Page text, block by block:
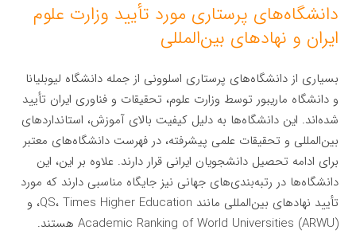
دانشگاه‌های پرستاری مورد تأیید وزارت علوم
ایران و نهادهای بین‌المللی
بسیاری از دانشگاه‌های پرستاری اسلوونی از جمله دانشگاه لیوبلیانا
و دانشگاه ماریبور توسط وزارت علوم، تحقیقات و فناوری ایران تأیید
شده‌اند. این دانشگاه‌ها به دلیل کیفیت بالای آموزش، استانداردهای
بین‌المللی و تحقیقات علمی پیشرفته، در فهرست دانشگاه‌های معتبر
برای ادامه تحصیل دانشجویان ایرانی قرار دارند. علاوه بر این، این
دانشگاه‌ها در رتبه‌بندی‌های جهانی نیز جایگاه مناسبی دارند که مورد
تأیید نهادهای بین‌المللی مانند QS، Times Higher Education، و
Academic Ranking of World Universities (ARWU) هستند.